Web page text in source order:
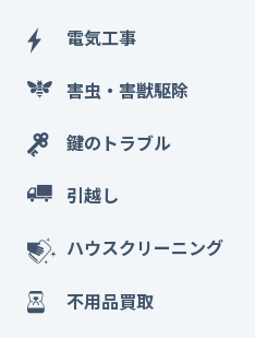
電気工事
害虫・害獣駆除
鍵のトラブル
引越し
ハウスクリーニング
不用品買取